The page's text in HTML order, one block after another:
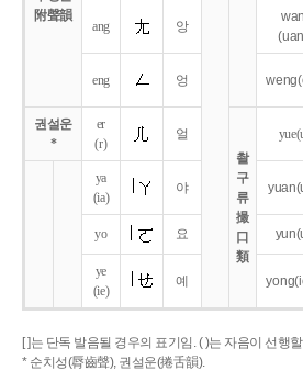
附聲韻
ang 앙
eng 엉 weng
권설운
*
er
(r)
얼
촬
구
류
撮
口
類
yue
ya
(ia)
야 yuan
yo 요 yun
ye
(ie)
예 yong
[ ]는 단독 발음될 경우의 표기임. ( )는 자음이 선행
* 순치성(脣齒聲), 권설운(捲舌韻).